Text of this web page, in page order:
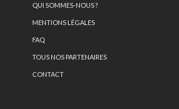
QUI SOMMES-NOUS ?
MENTIONS LÉGALES
FAQ
TOUS NOS PARTENAIRES
CONTACT